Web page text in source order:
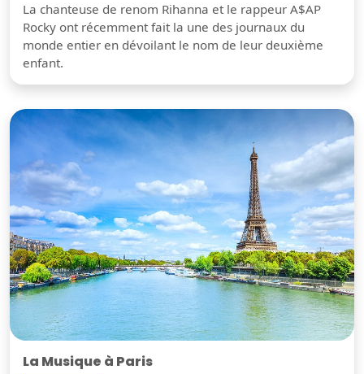
La chanteuse de renom Rihanna et le rappeur A$AP
Rocky ont récemment fait la une des journaux du
monde entier en dévoilant le nom de leur deuxième
enfant.
La Musique à Paris